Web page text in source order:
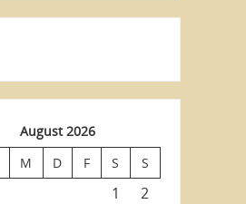
August 2026
M D F S S
1
2